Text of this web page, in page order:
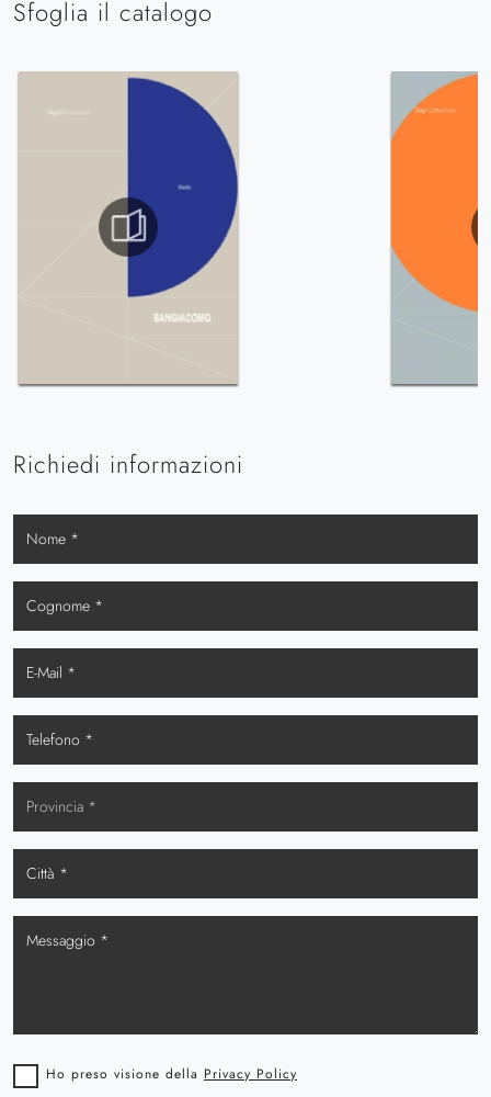
Sfoglia il catalogo
Richiedi informazioni
Ho preso visione della Privacy Policy